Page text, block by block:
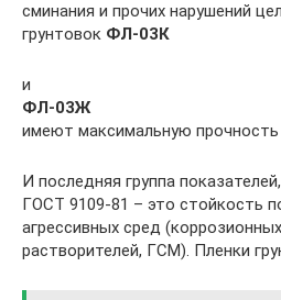
сминания и прочих нарушений
грунтовок ФЛ-03К
и
ФЛ-03Ж
имеют максимальную прочность
И последняя группа
ГОСТ 9109-81 – это стойкость
агрессивных сред
растворителей, ГСМ). Пленки